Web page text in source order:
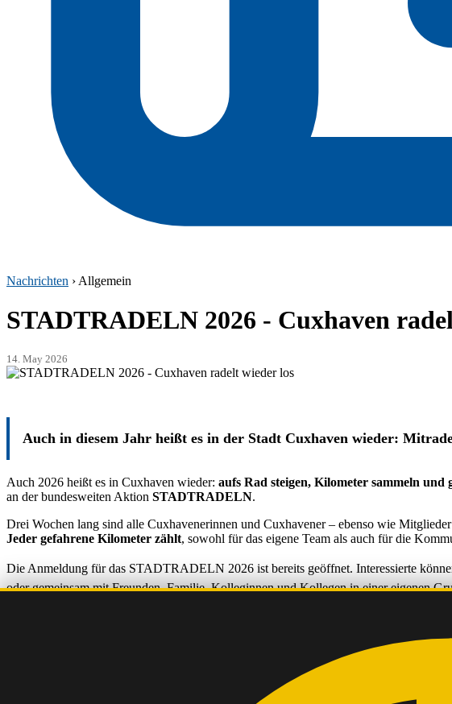
Nachrichten › Allgemein
STADTRADELN 2026 - Cuxhaven
14. May 2026
Auch in diesem Jahr heißt es in der Stadt Cuxhaven wieder:
Auch 2026 heißt es in Cuxhaven wieder: aufs Rad steigen, Kilometer sammeln und
an der bundesweiten Aktion STADTRADELN.
Drei Wochen lang sind alle Cuxhavenerinnen und Cuxhavener – ebenso wie
Jeder gefahrene Kilometer zählt, sowohl für das eigene Team als auch für die
Die Anmeldung für das STADTRADELN 2026 ist bereits geöffnet. Interessierte
oder gemeinsam mit Freunden, Familie, Kolleginnen und Kollegen in einer eigenen
Wer mitmachen möchte, kann jederzeit online ein Team gründen oder einem